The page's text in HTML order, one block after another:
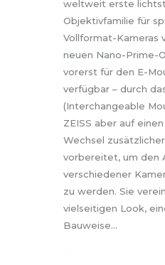
weltweit erste
Objektivfamilie für
Vollformat-Kameras
neuen Nano-Prime-
vorerst für den E-
verfügbar – durch
(Interchangeable
ZEISS aber auf
Wechsel
vorbereitet, um den
verschiedener
zu werden. Sie
vielseitigen Look,
Bauweise…